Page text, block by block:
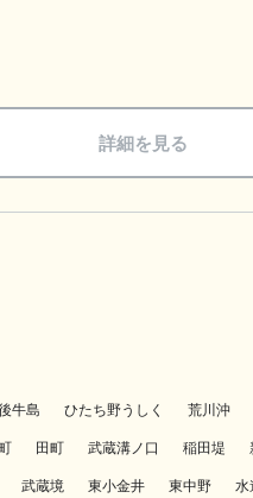
詳細を見る
牛島 ひたち野うしく 荒川沖
田町 武蔵溝ノ口 稲田堤
武蔵境 東小金井 東中野 水